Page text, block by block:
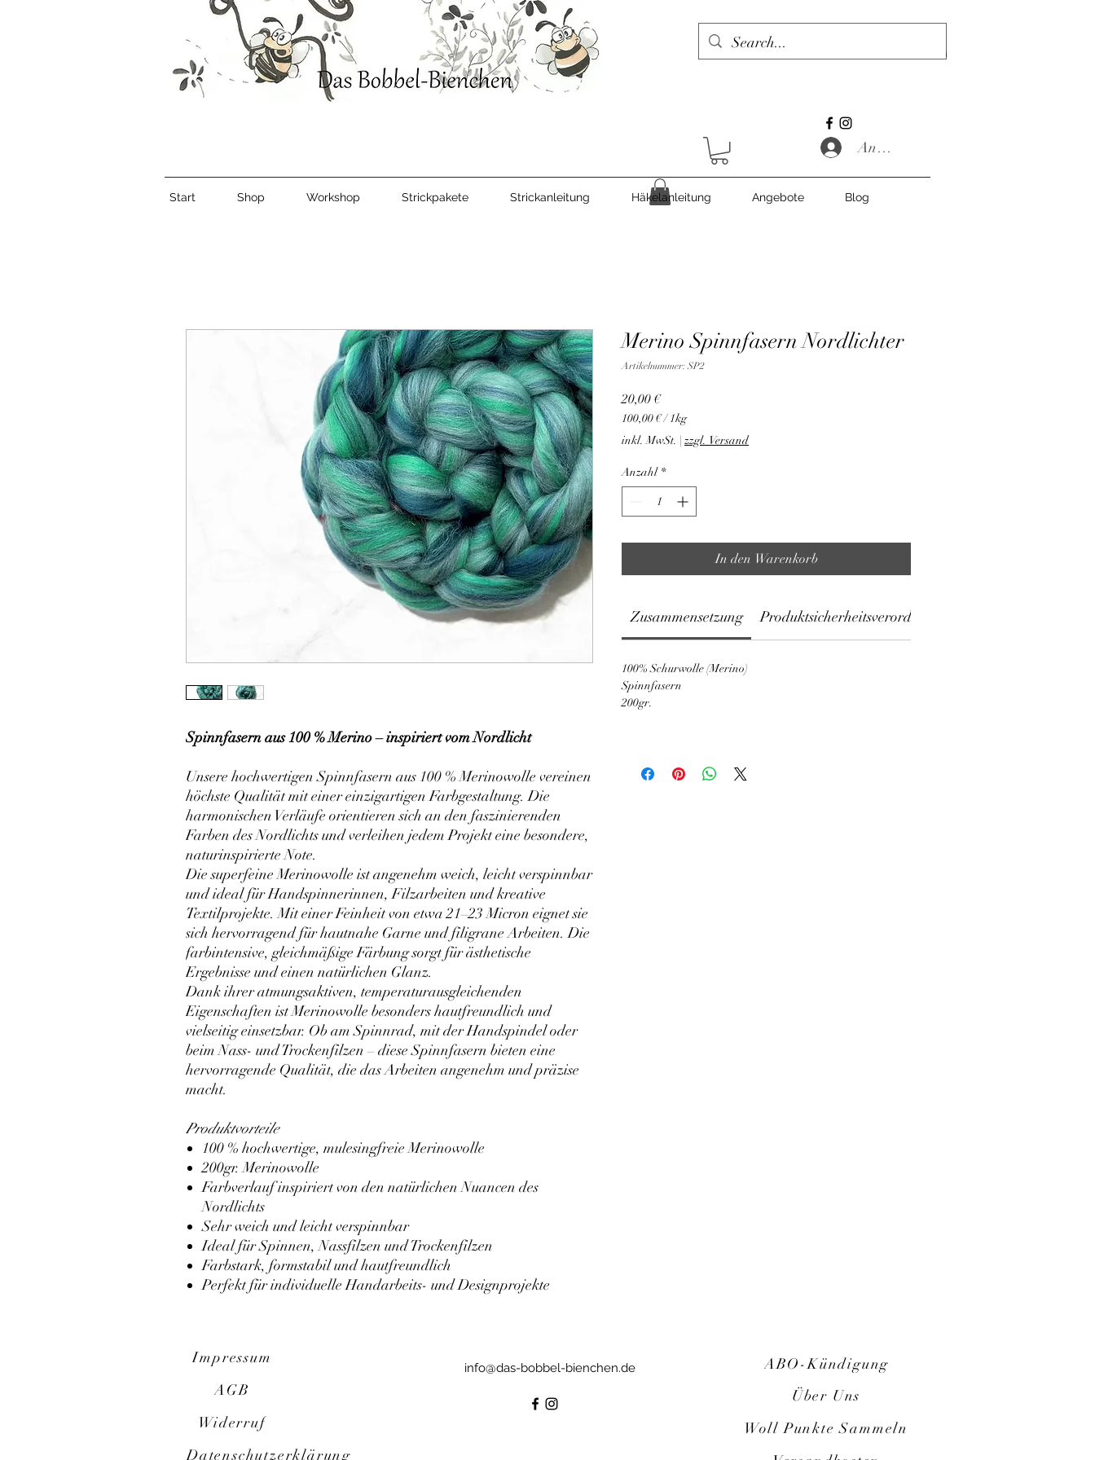
Anmelden
Start Shop Workshop Strickpakete Strickanleitung Häkelanleitung Angebote Blog
Spinnfasern aus 100 % Merino – inspiriert vom Nordlicht
Unsere hochwertigen Spinnfasern aus 100 % Merinowolle vereinen
höchste Qualität mit einer einzigartigen Farbgestaltung. Die
harmonischen Verläufe orientieren sich an den faszinierenden
Farben des Nordlichts und verleihen jedem Projekt eine besondere,
naturinspirierte Note.
Die superfeine Merinowolle ist angenehm weich, leicht verspinnbar
und ideal für Handspinnerinnen, Filzarbeiten und kreative
Textilprojekte. Mit einer Feinheit von etwa 21–23 Micron eignet sie
sich hervorragend für hautnahe Garne und filigrane Arbeiten. Die
farbintensive, gleichmäßige Färbung sorgt für ästhetische
Ergebnisse und einen natürlichen Glanz.
Dank ihrer atmungsaktiven, temperaturausgleichenden
Eigenschaften ist Merinowolle besonders hautfreundlich und
vielseitig einsetzbar. Ob am Spinnrad, mit der Handspindel oder
beim Nass- und Trockenfilzen – diese Spinnfasern bieten eine
hervorragende Qualität, die das Arbeiten angenehm und präzise
macht.
Produktvorteile
100 % hochwertige, mulesingfreie Merinowolle
200gr. Merinowolle
Farbverlauf inspiriert von den natürlichen Nuancen des
Nordlichts
Sehr weich und leicht verspinnbar
Ideal für Spinnen, Nassfilzen und Trockenfilzen
Farbstark, formstabil und hautfreundlich
Perfekt für individuelle Handarbeits- und Designprojekte
Merino Spinnfasern Nordlichter
Artikelnummer: SP2
20,00 €Preis
100,00 €/1kg
100,00 €
pro
1
Kilogramm
inkl. MwSt. | zzgl. Versand
Anzahl *
In den Warenkorb
Zusammensetzung Produktsicherheitsverordnung
100% Schurwolle (Merino)
Spinnfasern
200gr.
Impressum
AGB
Widerruf
Datenschutzerklärung
info@das-bobbel-bienchen.de
ABO-Kündigung
Über Uns
Woll Punkte Sammeln